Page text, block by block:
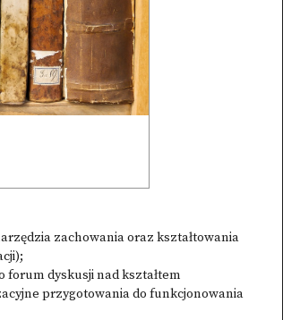
zachowania oraz kształtowania
forum dyskusji nad kształtem
przygotowania do funkcjonowania